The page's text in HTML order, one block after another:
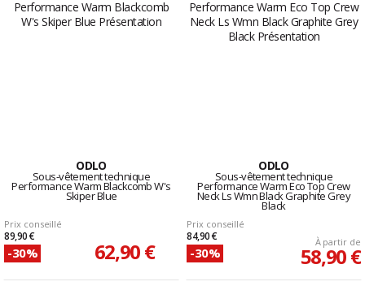
ODLO
Sous-vêtement technique
Performance Warm Blackcomb W's
Skiper Blue
Prix conseillé
89,90 €
-30% 62,90 €
ODLO
Sous-vêtement technique
Performance Warm Eco Top Crew
Neck Ls Wmn Black Graphite Grey
Black
Prix conseillé
84,90 €
-30%
À partir de
58,90 €